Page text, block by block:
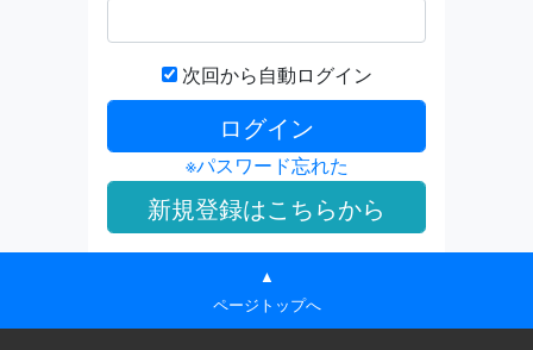
次回から自動ログイン
※パスワード忘れた
▲
ページトップへ